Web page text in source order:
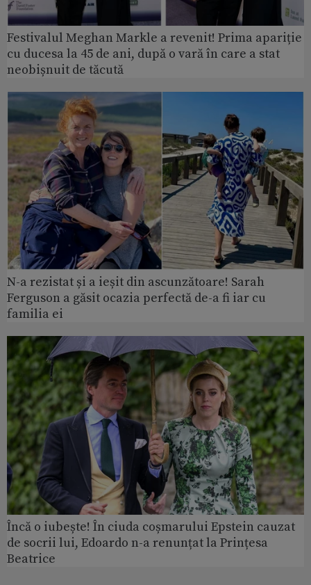
Festivalul Meghan Markle a revenit! Prima apariție
cu ducesa la 45 de ani, după o vară în care a stat
neobișnuit de tăcută
N-a rezistat și a ieșit din ascunzătoare! Sarah
Ferguson a găsit ocazia perfectă de-a fi iar cu
familia ei
Încă o iubește! În ciuda coșmarului Epstein cauzat
de socrii lui, Edoardo n-a renunțat la Prințesa
Beatrice